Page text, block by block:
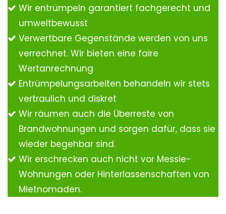
Wir entrümpeln garantiert fachgerecht und
umweltbewusst
Verwertbare Gegenstände werden von uns
verrechnet. Wir bieten eine faire
Wertanrechnung
Entrümpelungsarbeiten behandeln wir stets
vertraulich und diskret
Wir räumen auch die Überreste von
Brandwohnungen und sorgen dafür, dass sie
wieder begehbar sind.
Wir erschrecken auch nicht vor Messie-
Wohnungen oder Hinterlassenschaften von
Mietnomaden.